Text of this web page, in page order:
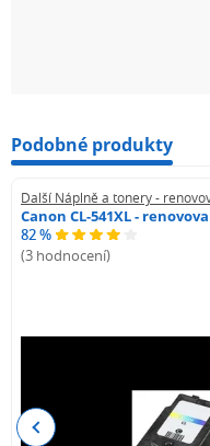
Podobné produkty
Další Náplně a tonery -
Canon CL-541XL -
82 %
(3 hodnocení)
Previous